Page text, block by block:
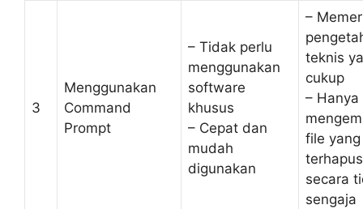
3
Menggunakan
Command
Prompt
– Tidak perlu
menggunakan
software
khusus
– Cepat dan
mudah
digunakan
–
teknis
cukup
– Hanya
file yang
terhapus
secara
sengaja